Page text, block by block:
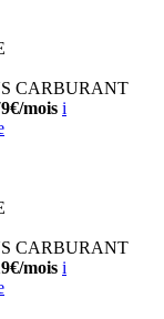
CARBURANT
mois i
CARBURANT
mois i